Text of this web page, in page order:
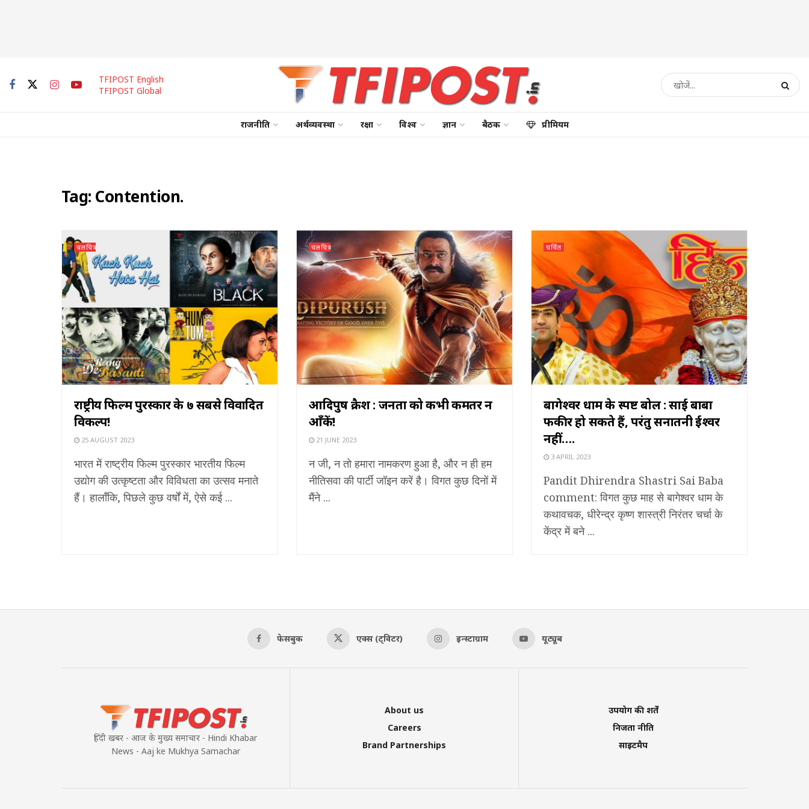
TFIPOST English
TFIPOST Global
राजनीति अर्थव्यवस्था रक्षा विश्व ज्ञान बैठक प्रीमियम
Tag: Contention.
चलचित्र
राष्ट्रीय फिल्म पुरस्कार के ७ सबसे विवादित
विकल्प!
25 AUGUST 2023
भारत में राष्ट्रीय फिल्म पुरस्कार भारतीय फिल्म
उद्योग की उत्कृष्टता और विविधता का उत्सव मनाते
हैं। हालाँकि, पिछले कुछ वर्षों में, ऐसे कई ...
चलचित्र
आदिपुरुष क्रैश : जनता को कभी कमतर न
आँकें!
21 JUNE 2023
न जी, न तो हमारा नामकरण हुआ है, और न ही हम
नीतिसवा की पार्टी जॉइन करें है। विगत कुछ दिनों में
मैंने ...
चर्चित
बागेश्वर धाम के स्पष्ट बोल : साई बाबा
फकीर हो सकते हैं, परंतु सनातनी ईश्वर
नहीं….
3 APRIL 2023
Pandit Dhirendra Shastri Sai Baba
comment: विगत कुछ माह से बागेश्वर धाम के
कथावचक, धीरेन्द्र कृष्ण शास्त्री निरंतर चर्चा के
केंद्र में बने ...
फेसबुक एक्स (ट्विटर) इन्स्टाग्राम यूट्यूब
हिंदी खबर - आज के मुख्य समाचार - Hindi Khabar
News - Aaj ke Mukhya Samachar
About us
Careers
Brand Partnerships
उपयोग की शर्तें
निजता नीति
साइटमैप